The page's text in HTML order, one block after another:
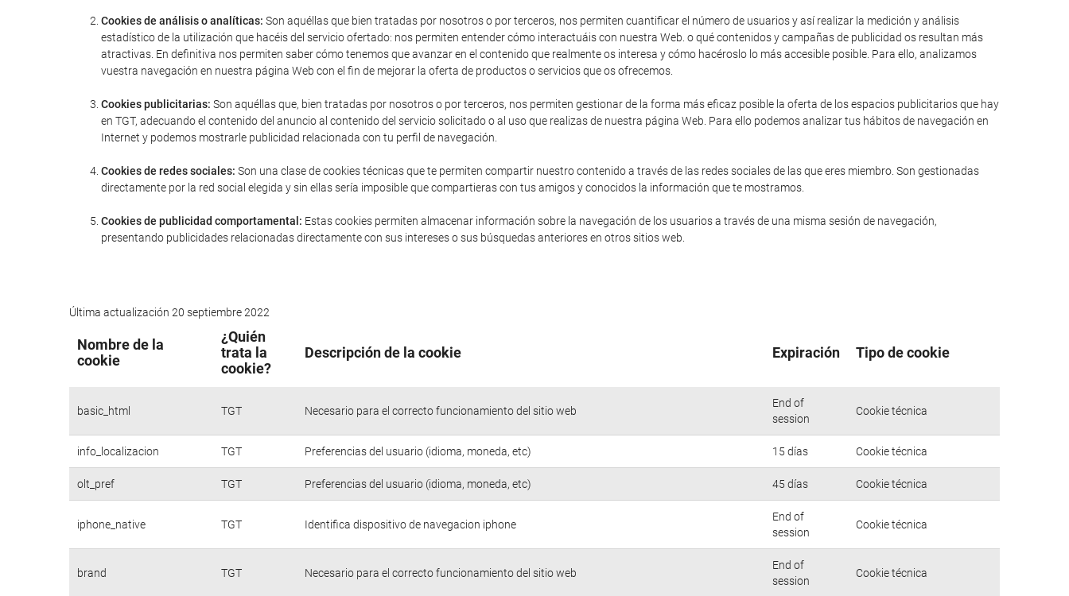
Cookies de análisis o analíticas: Son aquéllas que bien tratadas por nosotros o por terceros, nos permiten cuantificar el número de usuarios y así realizar la medición y análisis
estadístico de la utilización que hacéis del servicio ofertado: nos permiten entender cómo interactuáis con nuestra Web. o qué contenidos y campañas de publicidad os resultan más
atractivas. En definitiva nos permiten saber cómo tenemos que avanzar en el contenido que realmente os interesa y cómo hacéroslo lo más accesible posible. Para ello, analizamos
vuestra navegación en nuestra página Web con el fin de mejorar la oferta de productos o servicios que os ofrecemos.
Cookies publicitarias: Son aquéllas que, bien tratadas por nosotros o por terceros, nos permiten gestionar de la forma más eficaz posible la oferta de los espacios publicitarios que hay
en TGT, adecuando el contenido del anuncio al contenido del servicio solicitado o al uso que realizas de nuestra página Web. Para ello podemos analizar tus hábitos de navegación en
Internet y podemos mostrarle publicidad relacionada con tu perfil de navegación.
Cookies de redes sociales: Son una clase de cookies técnicas que te permiten compartir nuestro contenido a través de las redes sociales de las que eres miembro. Son gestionadas
directamente por la red social elegida y sin ellas sería imposible que compartieras con tus amigos y conocidos la información que te mostramos.
Cookies de publicidad comportamental: Estas cookies permiten almacenar información sobre la navegación de los usuarios a través de una misma sesión de navegación,
presentando publicidades relacionadas directamente con sus intereses o sus búsquedas anteriores en otros sitios web.
Última actualización 20 septiembre 2022
Nombre de la
cookie
¿Quién
trata la
cookie?
Descripción de la cookie Expiración Tipo de cookie
basic_html TGT Necesario para el correcto funcionamiento del sitio web
End of
session
Cookie técnica
info_localizacion TGT Preferencias del usuario (idioma, moneda, etc) 15 días Cookie técnica
olt_pref TGT Preferencias del usuario (idioma, moneda, etc) 45 días Cookie técnica
iphone_native TGT Identifica dispositivo de navegacion iphone
End of
session
Cookie técnica
brand TGT Necesario para el correcto funcionamiento del sitio web
End of
session
Cookie técnica